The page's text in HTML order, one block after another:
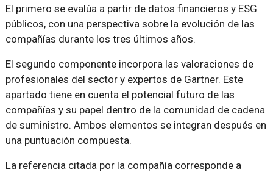
El primero se evalúa a partir de datos financieros y ESG
públicos, con una perspectiva sobre la evolución de las
compañías durante los tres últimos años.
El segundo componente incorpora las valoraciones de
profesionales del sector y expertos de Gartner. Este
apartado tiene en cuenta el potencial futuro de las
compañías y su papel dentro de la comunidad de cadena
de suministro. Ambos elementos se integran después en
una puntuación compuesta.
La referencia citada por la compañía corresponde a